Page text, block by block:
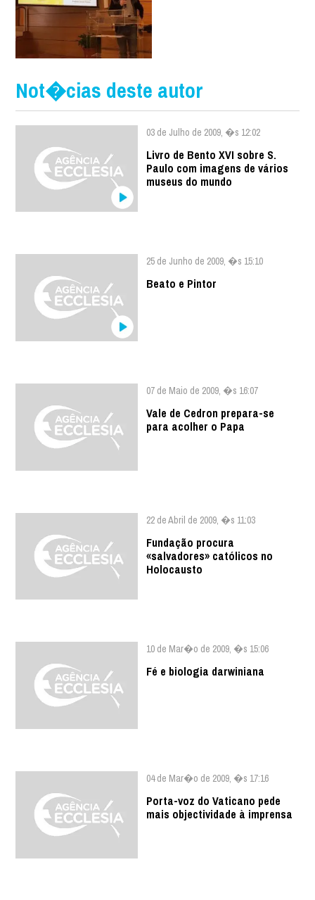
Not�cias deste autor
03 de Julho de 2009, �s 12:02
Livro de Bento XVI sobre S.
Paulo com imagens de vários
museus do mundo
25 de Junho de 2009, �s 15:10
Beato e Pintor
07 de Maio de 2009, �s 16:07
Vale de Cedron prepara-se
para acolher o Papa
22 de Abril de 2009, �s 11:03
Fundação procura
«salvadores» católicos no
Holocausto
10 de Mar�o de 2009, �s 15:06
Fé e biologia darwiniana
04 de Mar�o de 2009, �s 17:16
Porta-voz do Vaticano pede
mais objectividade à imprensa